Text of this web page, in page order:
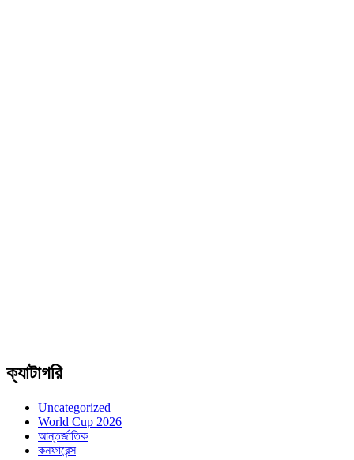
ক্যাটাগরি
Uncategorized
World Cup 2026
আন্তর্জাতিক
কনফারেন্স